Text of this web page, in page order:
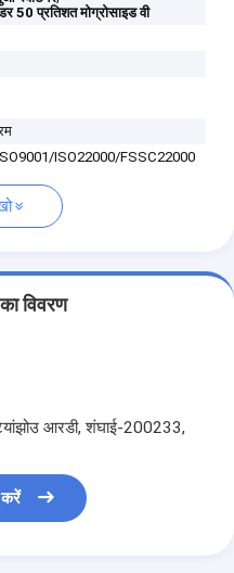
50 प्रतिशत मोग्रोसाइड वी
ISO22000/FSSC22000
विवरण
आरडी, शंघाई-200233,